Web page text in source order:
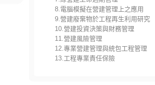
8.電腦模擬在營建管理上之應用
9.營建廢棄物於工程再生利用研究
10.營建投資決策與財務管理
11.營建風險管理
12.專業營建管理與統包工程管理
13.工程專業責任保險